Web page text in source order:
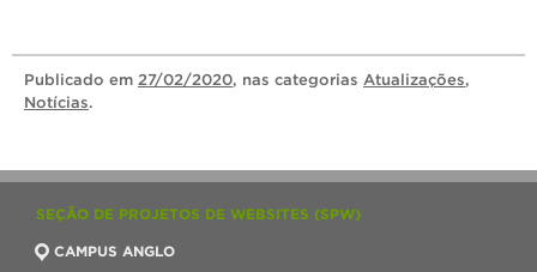
Publicado em 27/02/2020, nas categorias Atualizações,
Notícias.
SEÇÃO DE PROJETOS DE WEBSITES (SPW)
CAMPUS ANGLO